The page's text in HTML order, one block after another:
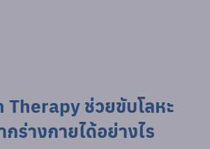
Therapy ช่วยขับโลหะ
ร่างกายได้อย่างไร